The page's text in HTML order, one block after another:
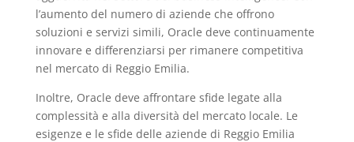
l’aumento del numero di aziende che offrono
soluzioni e servizi simili, Oracle deve continuamente
innovare e differenziarsi per rimanere competitiva
nel mercato di Reggio Emilia.
Inoltre, Oracle deve affrontare sfide legate alla
complessità e alla diversità del mercato locale. Le
esigenze e le sfide delle aziende di Reggio Emilia